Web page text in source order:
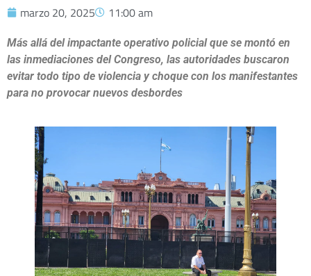
marzo 20, 2025 11:00 am
Más allá del impactante operativo policial que se montó en
las inmediaciones del Congreso, las autoridades buscaron
evitar todo tipo de violencia y choque con los manifestantes
para no provocar nuevos desbordes